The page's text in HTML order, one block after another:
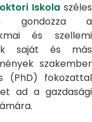
Iskolaszéles
gondozza a
és szellemi
saját és más
szakember
(PhD) fokozattal
ad a gazdasági